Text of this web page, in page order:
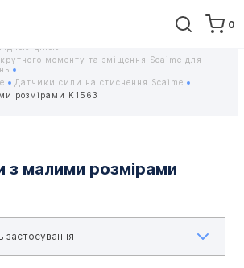
0
Контрольно-вимірювальні прилади
датчики Scaime - Купити датчики
моменту та зміщення Scaime для
Датчики сили на стиснення Scaime
розмірами K1563
з малими розмірами